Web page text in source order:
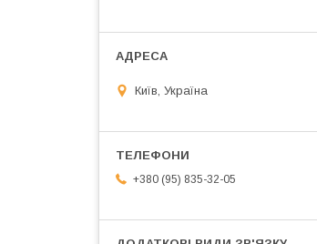
Київ, Україна
+380 (95) 835-32-05